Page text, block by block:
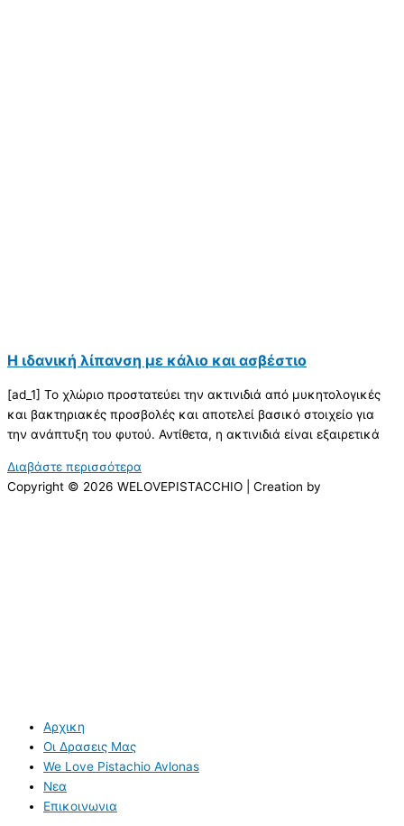
Η ιδανική λίπανση με κάλιο και ασβέστιο
[ad_1] Το χλώριο προστατεύει την ακτινιδιά από μυκητολογικές
και βακτηριακές προσβολές και αποτελεί βασικό στοιχείο για
την ανάπτυξη του φυτού. Αντίθετα, η ακτινιδιά είναι εξαιρετικά
Διαβάστε περισσότερα
Copyright © 2026 WELOVEPISTACCHIO | Creation by
Αρχικη
Οι Δρασεις Μας
We Love Pistachio Avlonas
Νεα
Επικοινωνια